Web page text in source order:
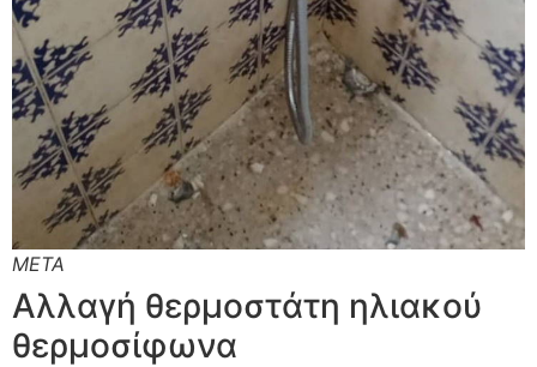
ΜΕΤΑ
Αλλαγή θερμοστάτη ηλιακού
θερμοσίφωνα